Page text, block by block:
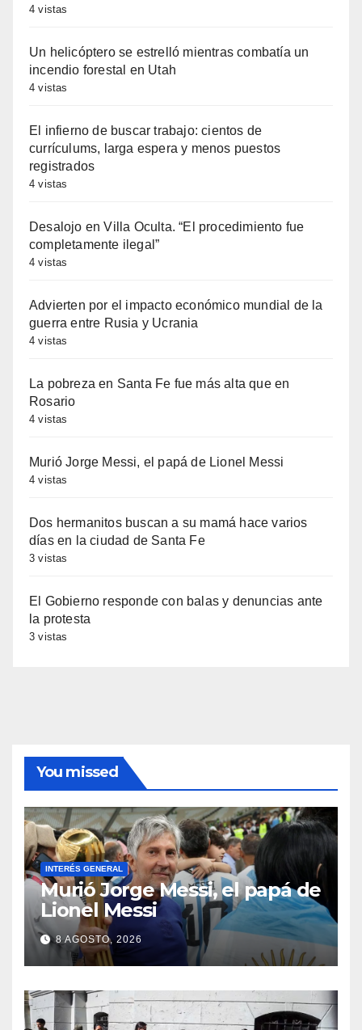
4 vistas
Un helicóptero se estrelló mientras combatía un
incendio forestal en Utah
4 vistas
El infierno de buscar trabajo: cientos de
currículums, larga espera y menos puestos
registrados
4 vistas
Desalojo en Villa Oculta. “El procedimiento fue
completamente ilegal”
4 vistas
Advierten por el impacto económico mundial de la
guerra entre Rusia y Ucrania
4 vistas
La pobreza en Santa Fe fue más alta que en
Rosario
4 vistas
Murió Jorge Messi, el papá de Lionel Messi
4 vistas
Dos hermanitos buscan a su mamá hace varios
días en la ciudad de Santa Fe
3 vistas
El Gobierno responde con balas y denuncias ante
la protesta
3 vistas
You missed
INTERÉS GENERAL
Murió Jorge Messi, el papá de
Lionel Messi
8 AGOSTO, 2026